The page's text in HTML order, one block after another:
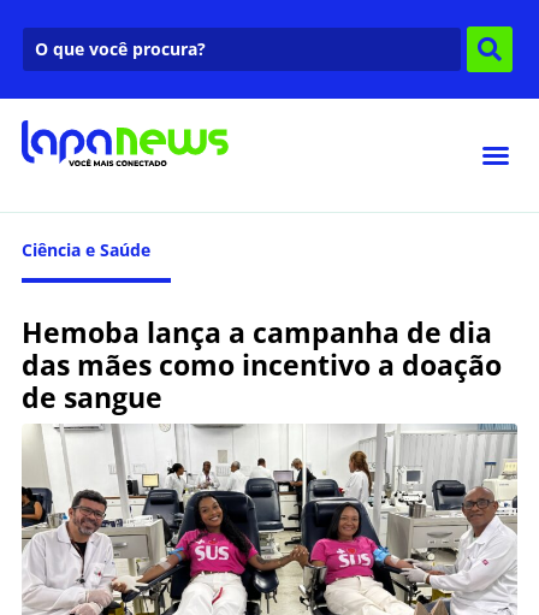
Ciência e Saúde
Hemoba lança a campanha de dia
das mães como incentivo a doação
de sangue